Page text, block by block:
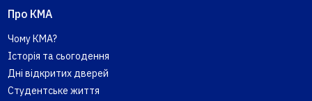
Про КМА
Чому КМА?
Історія та сьогодення
Дні відкритих дверей
Студентське життя